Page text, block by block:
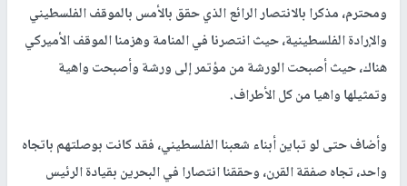
ومحترم، مذكرا بالانتصار الرائع الذي حقق بالأمس بالموقف الفلسطيني
والإرادة الفلسطينية، حيث انتصرنا في المنامة وهزمنا الموقف الأميركي
هناك، حيث أصبحت الورشة من مؤتمر إلى ورشة وأصبحت واهية
وتمثيلها واهيا من كل الأطراف.
وأضاف حتى لو تباين أبناء شعبنا الفلسطيني، فقد كانت بوصلتهم باتجاه
واحد، تجاه صفقة القرن، وحققنا انتصارا في البحرين بقيادة الرئيس